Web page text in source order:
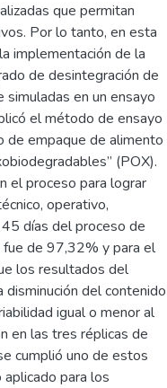
que permitan
Por lo tanto, en esta
implementación de la
de desintegración de
en un ensayo
el método de ensayo
de empaque de alimento
(POX).
el proceso para lograr
operativo,
días del proceso de
de 97,32% y para el
los resultados del
disminución del contenido
igual o menor al
en las tres réplicas de
cumplió uno de estos
para los